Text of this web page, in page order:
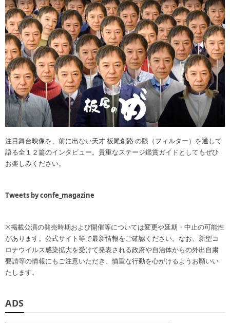
注目舞台映像を、前に出ない天才 板尾創路 の眼（フィルター）を通して
語る全１２篇のインタビュー。貴重なステージ鑑賞ガイドとしてもぜひ
お楽しみください。
Tweets by confe_magazine
※掲載公演の発売時期および開催等については変更や延期・中止の可能性
があります。公式サイト等で最新情報をご確認ください。なお、新型コ
ロナウイルス感染拡大を受けて発表される政府や自治体からの外出自粛
要請等の情報にもご注意いただき、慎重な行動を心がけるようお願いい
たします。
ADS